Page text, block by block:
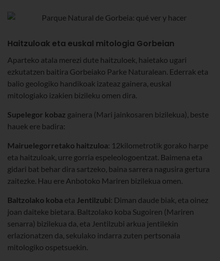
Haitzuloak eta euskal mitologia Gorbeian
Aparteko atala merezi dute haitzuloek, haietako ugari
ezkutatzen baitira Gorbeiako Parke Naturalean. Ederrak eta
balio geologiko handikoak izateaz gainera, euskal
mitologiako izakien bizileku omen dira.
Supelegor kobaz gainera (Mari jainkosaren bizilekua), beste
hauek ere badira:
Mairuelegorretako haitzuloa: 12kilometrotik gorako harpe
eta haitzuloak, urre gorria espeleologoentzat. Baimena eta
gidari bat behar dira sartzeko, baina sarrera nagusira gertura
zaitezke. Hau ere Anbotoko Mariren bizilekua omen.
Baltzolako koba eta Jentilzubi: Diman daude biak, eta oinez
joan daiteke bietara. Baltzolako koba Sugoiren (Mariren
senarra) bizilekua da, eta Jentilzubi arkua jentilekin
erlazionatzen da, sekulako indarra zuten pertsonaia
mitologiko ospetsuekin.